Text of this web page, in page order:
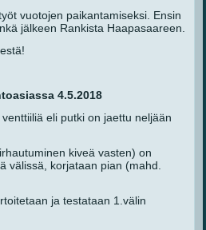
vuotojen paikantamiseksi. Ensin
jälkeen Rankista Haapasaareen.
4.5.2018
eli putki on jaettu neljään
kiveä vasten) on
välissä, korjataan pian (mahd.
ja testataan 1.välin